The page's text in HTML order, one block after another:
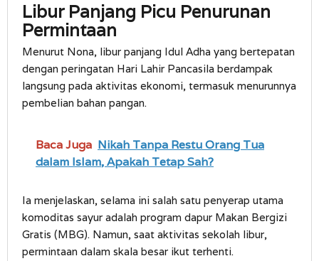
Libur Panjang Picu Penurunan
Permintaan
Menurut Nona, libur panjang Idul Adha yang bertepatan
dengan peringatan Hari Lahir Pancasila berdampak
langsung pada aktivitas ekonomi, termasuk menurunnya
pembelian bahan pangan.
Baca Juga Nikah Tanpa Restu Orang Tua
dalam Islam, Apakah Tetap Sah?
Ia menjelaskan, selama ini salah satu penyerap utama
komoditas sayur adalah program dapur Makan Bergizi
Gratis (MBG). Namun, saat aktivitas sekolah libur,
permintaan dalam skala besar ikut terhenti.